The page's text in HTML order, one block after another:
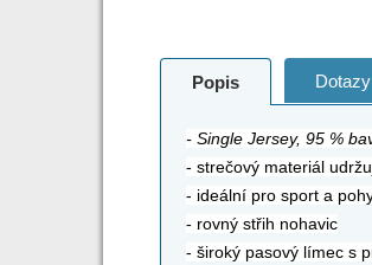
Popis Dotazy
- Single Jersey, 95 %
- strečový materiál
- ideální pro sport a
- rovný střih nohavic
- široký pasový límec s